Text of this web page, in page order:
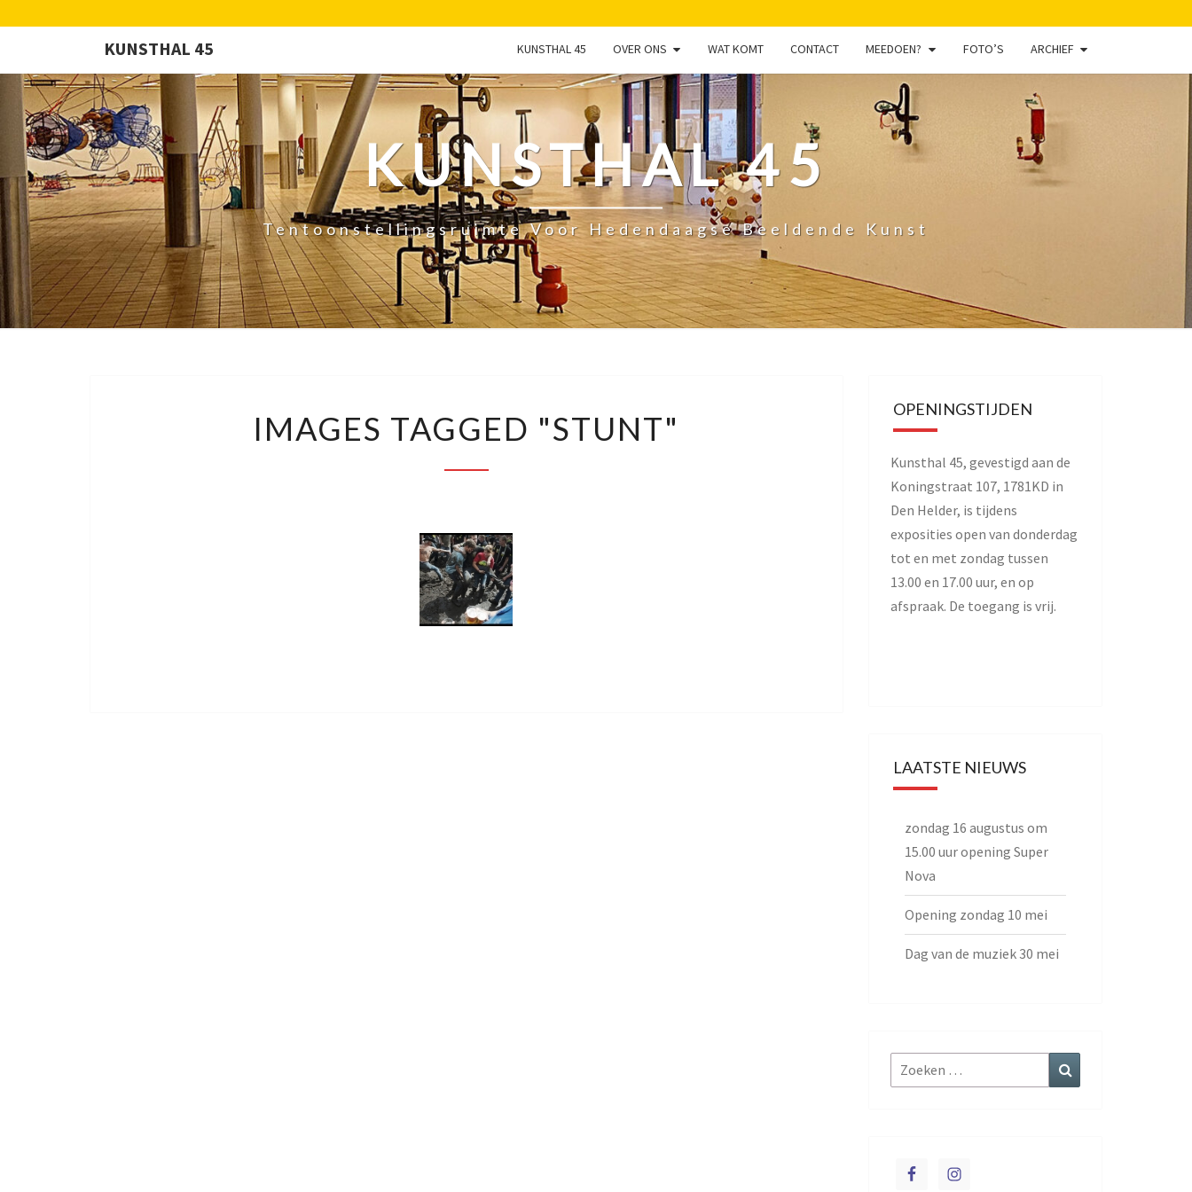
KUNSTHAL 45 KUNSTHAL 45 OVER ONS WAT KOMT CONTACT MEEDOEN? FOTO’S ARCHIEF
KUNSTHAL 45
Tentoonstellingsruimte Voor Hedendaagse Beeldende Kunst
TAGGED
IMAGES TAGGED "STUNT" OPENINGSTIJDEN
Kunsthal 45, gevestigd aan de
Koningstraat 107, 1781KD in
Den Helder, is tijdens
exposities open van donderdag
tot en met zondag tussen
13.00 en 17.00 uur, en op
afspraak. De toegang is vrij.
LAATSTE NIEUWS
zondag 16 augustus om
15.00 uur opening Super
Nova
Opening zondag 10 mei
Dag van de muziek 30 mei
Zoeken
naar: